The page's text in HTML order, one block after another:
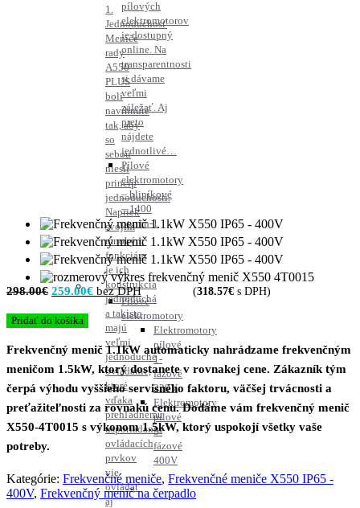
pílových
elektromotorov
je dostupný
online. Na
transparentnosti
si dávame
veľmi
záležať. Aj
preto
nájdete
jednotlivé…
Pílové
elektromotory
– hliníkové
– 1400
ot.min-1
Pílové
elektromotory
Elektromotory
pílové
1-
fázové
230V
Elektromotory
pílové
3-
fázové
400V
1.
Jednoduchosť
Meniče
rady
A550
PLUS
boli
navrhnuté
tak, aby
so
sebou
niesli
princíp
jednoduchosti.
Napriek
svojim
mnohým
funkciám
je ich
konštrukcia
jednoduchá
a takisto
majú
veľmi
jednoduché
ovládanie,
ktoré
vďaka
prehľadnému
usporiadaniu
ovládacích
prvkov
vie
ovládať
aj
298.00€ Pôvodná
bola:
298.00€.
259.00€
Aktuálna
cena
je:
259.00€.
(318.57€ s DPH)
Pridať do košíka
Frekvenčný menič 1.1kW automaticky nahrádzame frekvenčným
meničom 1.5kW, ktorý dostanete v rovnakej cene. Zákazník tým
čerpá výhodu vyššieho servisného faktoru, väčšej trvácnosti a
preťažiteľnosti za rovnakú cenu. Dodáme vám frekvenčný menič
X550-4T0015 s výkonom 1.5kW, ktorý uspokojí všetky vaše
potreby.
Kategórie: Frekvenčné meniče, Frekvenčné meniče X550 IP65 -
400V, Frekvenčný menič na čerpadlo